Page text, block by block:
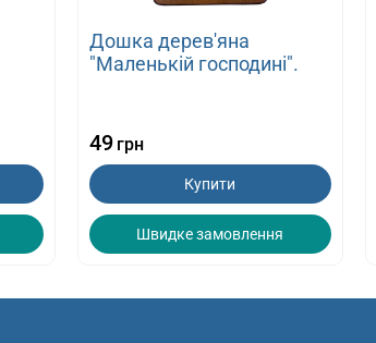
Дошка дерев'яна
"Маленькій господині".
49 грн
Купити
Швидке замовлення